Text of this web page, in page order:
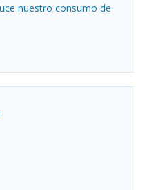
nuestro consumo de